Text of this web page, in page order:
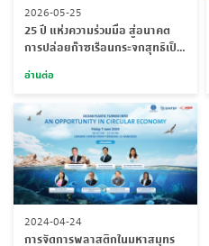
2026-05-25
25 ปี แห่งความร่วมมือ สู่อนาคต
การปล่อยก๊าซเรือนกระจกสุทธิเป็น
อ่านต่อ
2024-04-24
การจัดการพลาสติกในมหาสมุทร